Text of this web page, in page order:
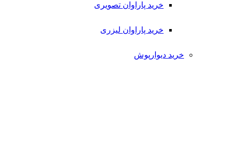
خرید پاراوان تصویری
خرید پاراوان لیزری
خرید دیوارپوش